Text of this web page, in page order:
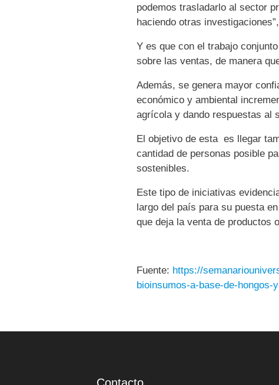
podemos trasladarlo al sector
haciendo otras
Y es que con el trabajo
sobre las ventas, de manera
Además, se genera mayor
económico y ambiental
agrícola y dando respuestas al
El objetivo de esta es llegar
cantidad de personas posible
sostenibles.
Este tipo de iniciativas
largo del país para su puesta
que deja la venta de productos
Fuente: https://
bioinsumos-a-base-de-